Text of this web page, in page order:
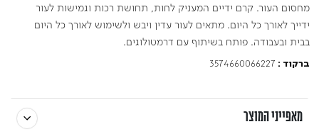
מחסום העור. קרם ידיים המעניק לחות, תחושת רכות וגמישות לעור
ידייך לאורך כל היום. מתאים לעור עדין ויבש ולשימוש לאורך כל היום
בבית ובעבודה. פותח בשיתוף עם דרמטולוגים.
ברקוד : 3574660066227
מאפייני המוצר